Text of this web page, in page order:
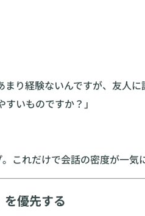
り経験ないんですが、友人
いものですか？」
れだけで会話の密度が一気に
優先する